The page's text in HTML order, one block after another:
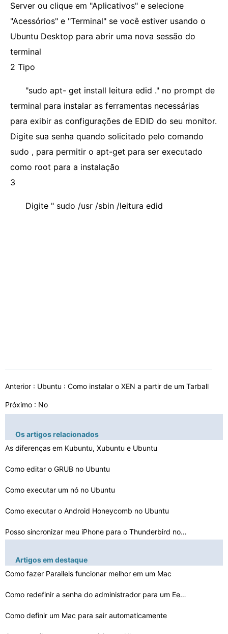
Server ou clique em "Aplicativos" e selecione
"Acessórios" e "Terminal" se você estiver usando o
Ubuntu Desktop para abrir uma nova sessão do
terminal
2 Tipo
"sudo apt- get install leitura edid ." no prompt de
terminal para instalar as ferramentas necessárias
para exibir as configurações de EDID do seu monitor.
Digite sua senha quando solicitado pelo comando
sudo , para permitir o apt-get para ser executado
como root para a instalação
3
Digite " sudo /usr /sbin /leitura edid
Anterior : Ubuntu : Como instalar o XEN a partir de um Tarball
Próximo : No
Os artigos relacionados
As diferenças em Kubuntu, Xubuntu e Ubuntu
Como editar o GRUB no Ubuntu
Como executar um nó no Ubuntu
Como executar o Android Honeycomb no Ubuntu
Posso sincronizar meu iPhone para o Thunderbird no Ubun…
Como faço para executar manualmente Cron Jobs em um Ub…
Como executar o Ubuntu em um iPod Touch
Artigos em destaque
Como fazer Parallels funcionar melhor em um Mac
Como redefinir a senha do administrador para um Eee PC …
Como definir um Mac para sair automaticamente